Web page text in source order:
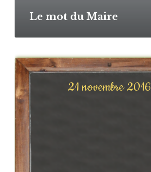
Le mot du Maire
21 novembre 2016